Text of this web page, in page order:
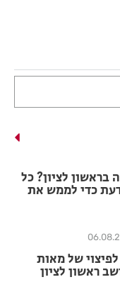
בראשון לציון? כל
כדי לממש את
של מאות
ראשון לציון